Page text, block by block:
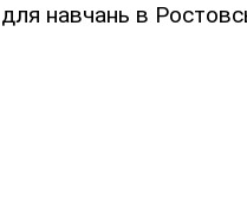
для навчань в